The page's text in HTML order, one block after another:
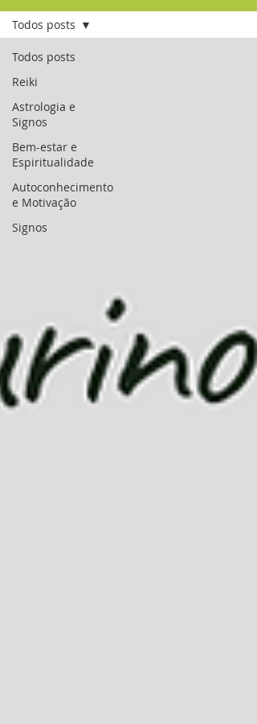
Todos posts
Reiki
Astrologia e
Signos
Bem-estar e
Espiritualidade
Autoconhecimento
e Motivação
Signos
Todos posts